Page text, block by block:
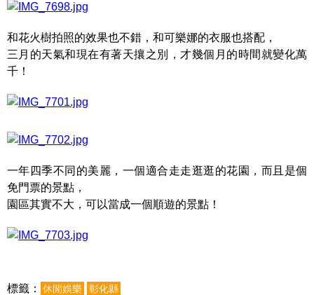
和花火樹拍照的效果也不錯，和可樂娜的衣服也搭配，
三月的天氣和現在有著天攘之別，才幾個月的時間就變化萬
千！
一年四季不同的美麗，一個適合走走逛逛的花園，而且是個
免門票的景點，
園區其實不大，可以當成一個順遊的景點！
標籤： 休閒娛樂 彰化縣